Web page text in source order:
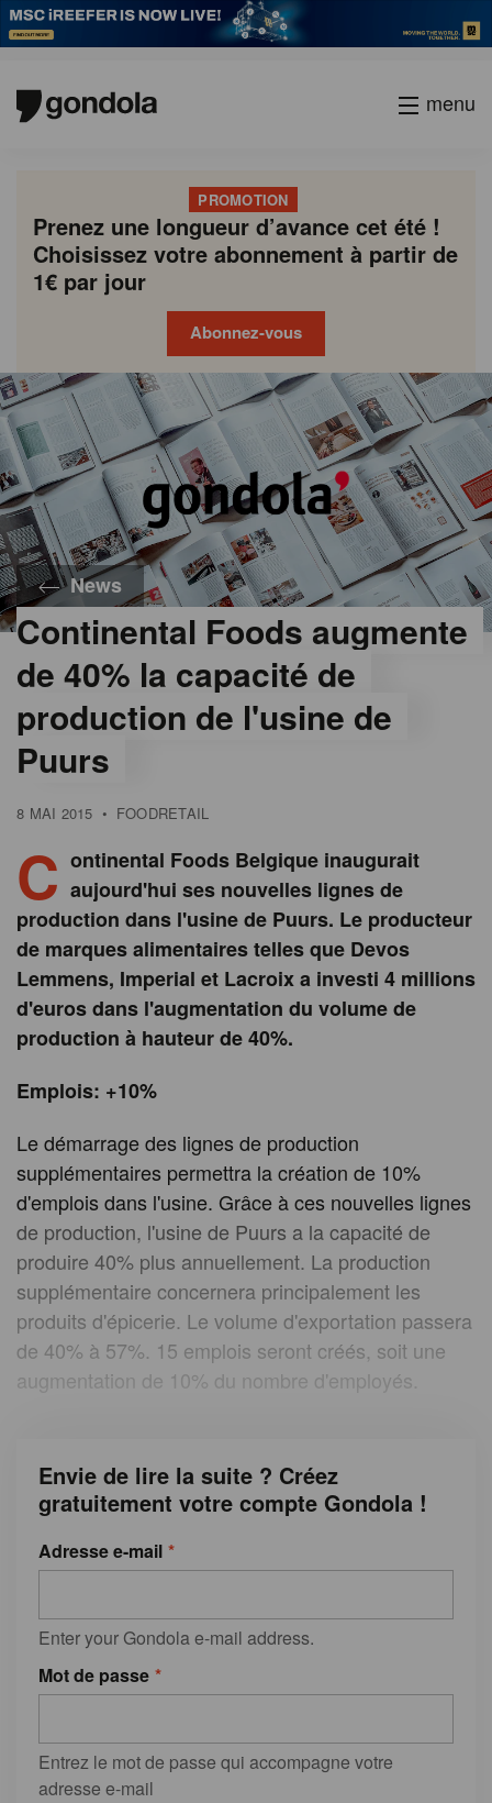
menu
PROMOTION
Prenez une longueur d’avance cet été !
Choisissez votre abonnement à partir de
1€ par jour
Abonnez-vous
News
Continental Foods augmente
de 40% la capacité de
production de l'usine de
Puurs
8 MAI 2015 • FOODRETAIL
C ontinental Foods Belgique inaugurait
aujourd'hui ses nouvelles lignes de
production dans l'usine de Puurs. Le producteur
de marques alimentaires telles que Devos
Lemmens, Imperial et Lacroix a investi 4 millions
d'euros dans l'augmentation du volume de
production à hauteur de 40%.
Emplois: +10%
Le démarrage des lignes de production
supplémentaires permettra la création de 10%
d'emplois dans l'usine. Grâce à ces nouvelles lignes
de production, l'usine de Puurs a la capacité de
produire 40% plus annuellement. La production
supplémentaire concernera principalement les
produits d'épicerie. Le volume d'exportation passera
de 40% à 57%. 15 emplois seront créés, soit une
augmentation de 10% du nombre d'employés.
Envie de lire la suite ? Créez
gratuitement votre compte Gondola !
Adresse e-mail
Enter your Gondola e-mail address.
Mot de passe
Entrez le mot de passe qui accompagne votre
adresse e-mail
Gondola
academy
Gondola
society